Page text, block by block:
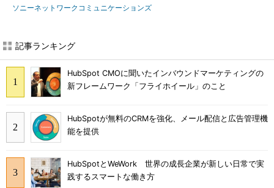
ソニーネットワークコミュニケーションズ
記事ランキング
HubSpot CMOに聞いたインバウンドマーケティングの
新フレームワーク「フライホイール」のこと
HubSpotが無料のCRMを強化、メール配信と広告管理機
能を提供
HubSpotとWeWork 世界の成長企業が新しい日常で実
践するスマートな働き方